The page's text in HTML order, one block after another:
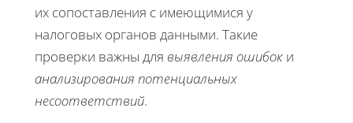
их сопоставления с имеющимися у
налоговых органов данными. Такие
проверки важны для выявления ошибок и
анализирования потенциальных
несоответствий.